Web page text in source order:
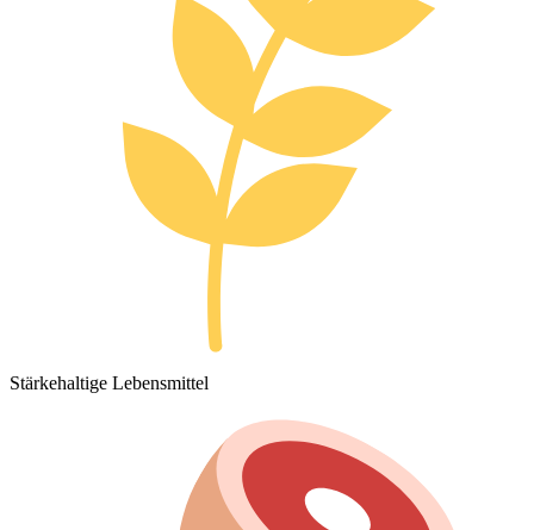
Stärkehaltige Lebensmittel